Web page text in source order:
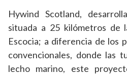
Hywind Scotland,
situada a 25 kilómetros de
Escocia; a diferencia de los
convencionales, donde las
lecho marino, este